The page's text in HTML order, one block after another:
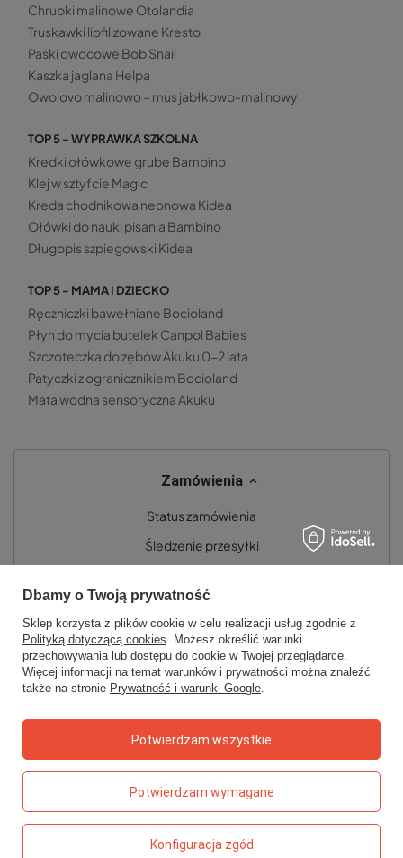
Chrupki malinowe Otolandia
Truskawki liofilizowane Kresto
Paski owocowe Bob Snail
Kaszka jaglana Helpa
Owolovo malinowo – mus jabłkowo-malinowy
TOP 5 - WYPRAWKA SZKOLNA
Kredki ołówkowe grube Bambino
Klej w sztyfcie Magic
Kreda chodnikowa neonowa Kidea
Ołówki do nauki pisania Bambino
Długopis szpiegowski Kidea
TOP 5 - MAMA I DZIECKO
Ręczniczki bawełniane Bocioland
Płyn do mycia butelek Canpol Babies
Szczoteczka do zębów Akuku 0-2 lata
Patyczki z ogranicznikiem Bocioland
Mata wodna sensoryczna Akuku
Zamówienia
Status zamówienia
Śledzenie przesyłki
Chcę zwrócić produkt
Chcę wymienić towar
Kontakt
Dbamy o Twoją prywatność
Sklep korzysta z plików cookie w celu realizacji usług zgodnie z
Polityką dotyczącą cookies. Możesz określić warunki
przechowywania lub dostępu do cookie w Twojej przeglądarce.
Więcej informacji na temat warunków i prywatności można znaleźć
także na stronie Prywatność i warunki Google.
Potwierdzam wymagane
Konfiguracja zgód
Potwierdzam wszystkie